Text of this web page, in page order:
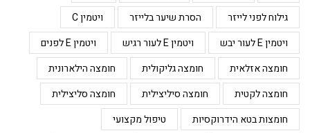
גילוח לפני לייזר
הסרת שיער בלייזר
ויטמין C
ויטמין E לעור יבש
ויטמין E לעור רגיש
ויטמין E לפנים
חומצה אזלאית
חומצה גליקולית
חומצה הילארונית
חומצה לקטית
חומצה סיליצילית
חומצה סליצילית
חומצות בטא הידרוקסיות
טיפול מקצועי